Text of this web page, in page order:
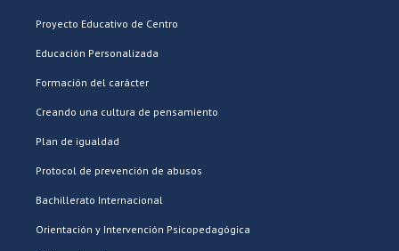
Proyecto Educativo de Centro
Educación Personalizada
Formación del carácter
Creando una cultura de pensamiento
Plan de igualdad
Protocol de prevención de abusos
Bachillerato Internacional
Orientación y Intervención Psicopedagógica